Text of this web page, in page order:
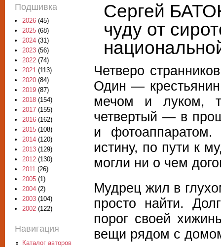
Сергей
чуду от
Четверо
Один —
мечом и луком,
четвертый — в
и
истину, по пути к
могли ни о чем
Мудрец жил в
просто найти.
порог своей
вещи рядом с
Подшивка
2026 (45)
2025 (68)
2024 (31)
2023 (56)
2022 (74)
2021 (113)
2020 (84)
2019 (87)
2018 (154)
2017 (155)
2016 (162)
2015 (108)
2014 (120)
2013 (129)
2012 (130)
2011 (26)
2005 (1)
2004 (2)
2003 (104)
2002 (122)
Навигация
Каталог авторов